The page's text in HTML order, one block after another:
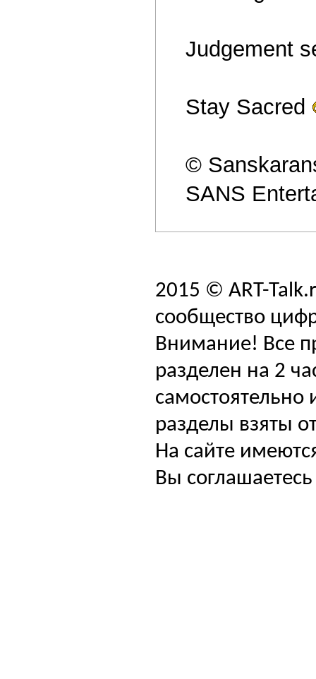
Judgement
Stay Sacred
©
SANS
2015 © ART-
сообщество
Внимание! Все
разделен на 2
самостоятельно
разделы взяты
На сайте
Вы